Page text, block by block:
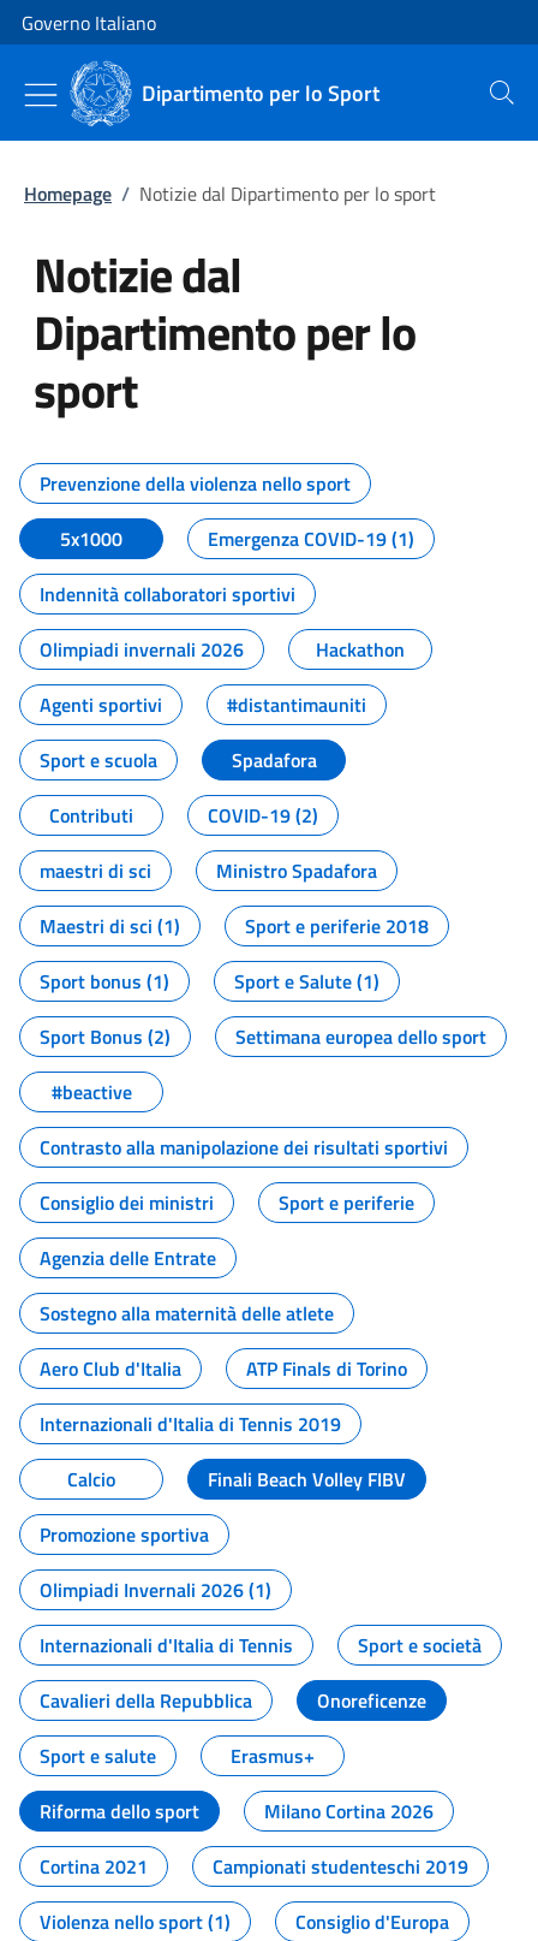
Vai al contenuto
Vai alla navigazione del sito
Governo Italiano
Dipartimento per lo Sport Cerca
Homepage / Notizie dal Dipartimento per lo sport
Notizie dal
Dipartimento per lo
sport
Tutti i contenuti della pagina
Prevenzione della violenza nello sport
5x1000
Emergenza COVID-19 (1)
Indennità collaboratori sportivi
Olimpiadi invernali 2026
Hackathon
Agenti sportivi
#distantimauniti
Sport e scuola
Spadafora
Contributi
COVID-19 (2)
maestri di sci
Ministro Spadafora
Maestri di sci (1)
Sport e periferie 2018
Sport bonus (1)
Sport e Salute (1)
Sport Bonus (2)
Settimana europea dello sport
#beactive
Contrasto alla manipolazione dei risultati sportivi
Consiglio dei ministri
Sport e periferie
Agenzia delle Entrate
Sostegno alla maternità delle atlete
Aero Club d'Italia
ATP Finals di Torino
Internazionali d'Italia di Tennis 2019
Calcio
Finali Beach Volley FIBV
Promozione sportiva
Olimpiadi Invernali 2026 (1)
Internazionali d'Italia di Tennis
Sport e società
Cavalieri della Repubblica
Onoreficenze
Sport e salute
Erasmus+
Riforma dello sport
Milano Cortina 2026
Cortina 2021
Campionati studenteschi 2019
Violenza nello sport (1)
Consiglio d'Europa